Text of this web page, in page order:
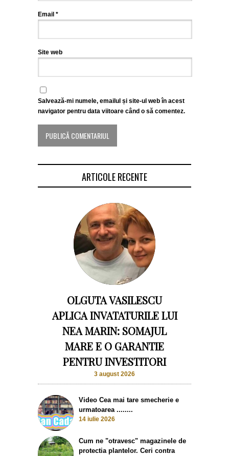
Email *
Site web
Salvează-mi numele, emailul și site-ul web în acest
navigator pentru data viitoare când o să comentez.
ARTICOLE RECENTE
OLGUTA VASILESCU
APLICA INVATATURILE LUI
NEA MARIN: SOMAJUL
MARE E O GARANTIE
PENTRU INVESTITORI
3 august 2026
Video Cea mai tare smecherie e
urmatoarea ........
14 iulie 2026
Cum ne "otravesc" magazinele de
protectia plantelor. Ceri contra